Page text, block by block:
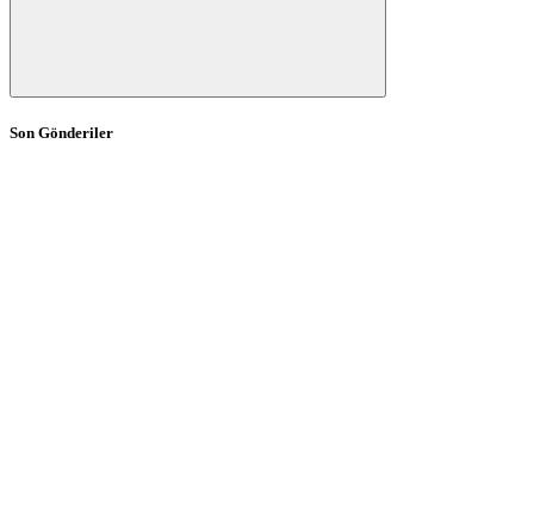
Son Gönderiler